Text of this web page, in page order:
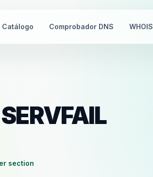
Catálogo Comprobador DNS WHOIS
section